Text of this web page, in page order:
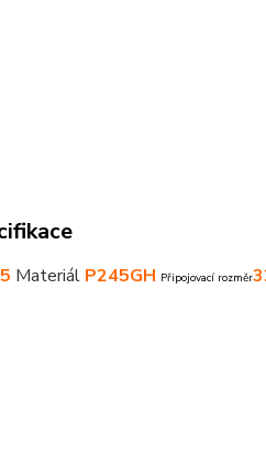
Materiál P245GH Připojovací rozměr